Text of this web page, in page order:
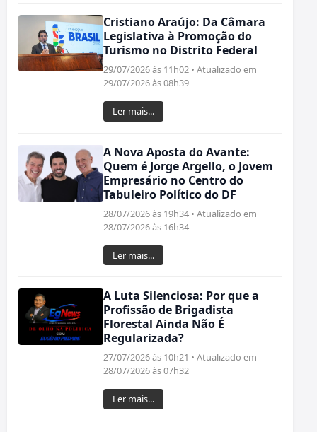
Cristiano Araújo: Da Câmara
Legislativa à Promoção do
Turismo no Distrito Federal
29/07/2026 às 11h02 • Atualizado em
29/07/2026 às 08h39
Ler mais...
A Nova Aposta do Avante:
Quem é Jorge Argello, o Jovem
Empresário no Centro do
Tabuleiro Político do DF
28/07/2026 às 19h34 • Atualizado em
28/07/2026 às 16h34
Ler mais...
A Luta Silenciosa: Por que a
Profissão de Brigadista
Florestal Ainda Não É
Regularizada?
27/07/2026 às 10h21 • Atualizado em
28/07/2026 às 07h32
Ler mais...